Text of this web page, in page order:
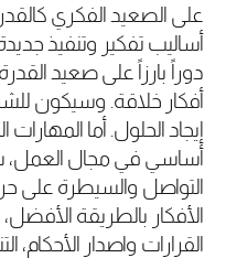
على الصعيد الفكري
أساليب تفكير وتنفيذ
دوراً بارزاً على صعيد
أفكار خلاقة. وسيكون
إيجاد الحلول. أما
أساسي في مجال
التواصل والسيطرة على
الأفكار بالطريقة
القرارات واصدار الأحكام،